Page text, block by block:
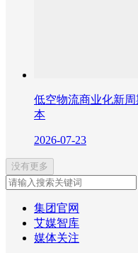
低空物流商业化新
本
2026-07-23
没有更多
集团官网
艾媒智库
媒体关注